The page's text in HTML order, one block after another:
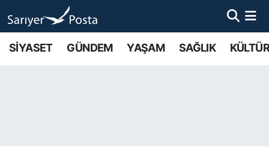
SİYASET GÜNDEM YAŞAM SAĞLIK
AKTUEL
İstanbul Nöbetçi Eczaneler